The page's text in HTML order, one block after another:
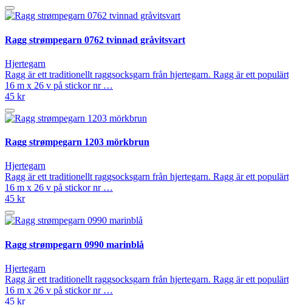
Ragg strømpegarn 0762 tvinnad gråvitsvart
Hjertegarn
Ragg är ett traditionellt raggsocksgarn från hjertegarn. Ragg är ett
16 m x 26 v på stickor nr …
45 kr
Ragg strømpegarn 1203 mörkbrun
Hjertegarn
Ragg är ett traditionellt raggsocksgarn från hjertegarn. Ragg är ett
16 m x 26 v på stickor nr …
45 kr
Ragg strømpegarn 0990 marinblå
Hjertegarn
Ragg är ett traditionellt raggsocksgarn från hjertegarn. Ragg är ett
16 m x 26 v på stickor nr …
45 kr